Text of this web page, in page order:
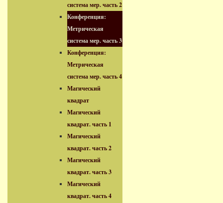
система мер. часть 2
Конференция:
Метрическая
система мер. часть 3
Конференция:
Метрическая
система мер. часть 4
Магический
квадрат
Магический
квадрат. часть 1
Магический
квадрат. часть 2
Магический
квадрат. часть 3
Магический
квадрат. часть 4